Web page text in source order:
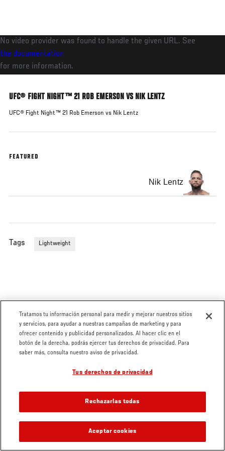
contenido
principal
No video provider was found to handle the given URL. See
the documentation
for more information.
UFC® FIGHT NIGHT™ 21 ROB EMERSON VS NIK LENTZ
UFC® Fight Night™ 21 Rob Emerson vs Nik Lentz
FEATURED
Nik Lentz
Tags Lightweight
Tratamos tu información personal para medir y mejorar nuestros sitios
y servicios, para ayudar a nuestras campañas de marketing y para
ofrecer contenido y publicidad personalizados. Al hacer clic en el
botón de la derecha, podrás ejercer tus derechos de privacidad. Para
saber más, consulta nuestro aviso de privacidad.
Tus derechos de privacidad
Rechazarlas todas
Aceptar cookies